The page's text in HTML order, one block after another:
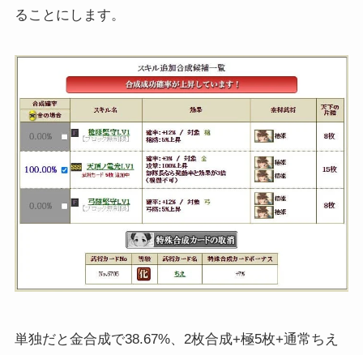
ることにします。
単独だと金合成で38.67%、2枚合成+極5枚+通常ちえ